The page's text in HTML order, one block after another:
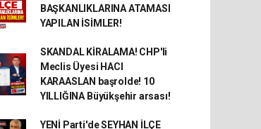
BAŞKANLIKLARINA ATAMASI
YAPILAN İSİMLER!
SKANDAL KİRALAMA! CHP'li
Meclis Üyesi HACI
KARAASLAN başrolde! 10
YILLIĞINA Büyükşehir arsası!
YENİ Parti'de SEYHAN İLÇE